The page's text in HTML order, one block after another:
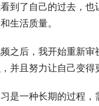
到了自己的过去，
生活质量。
之后，我开始重新
并且努力让自己变得
是一种长期的过程